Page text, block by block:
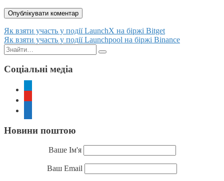
Posts
navigation
Як взяти участь у події LaunchX на біржі Bitget
Як взяти участь у події Launchpool на біржі Binance
Пошук:
Соціальні медіа
Новини поштою
Ваше Ім'я
Ваш Email